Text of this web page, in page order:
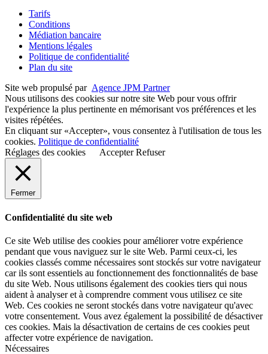
Tarifs
Conditions
Médiation bancaire
Mentions légales
Politique de confidentialité
Plan du site
Site web propulsé par Agence JPM Partner
Nous utilisons des cookies sur notre site Web pour vous offrir
l'expérience la plus pertinente en mémorisant vos préférences et les
visites répétées.
En cliquant sur «Accepter», vous consentez à l'utilisation de tous les
cookies. Politique de confidentialité
Réglages des cookies
Accepter Refuser
Fermer
Confidentialité du site web
Ce site Web utilise des cookies pour améliorer votre expérience
pendant que vous naviguez sur le site Web. Parmi ceux-ci, les
cookies classés comme nécessaires sont stockés sur votre navigateur
car ils sont essentiels au fonctionnement des fonctionnalités de base
du site Web. Nous utilisons également des cookies tiers qui nous
aident à analyser et à comprendre comment vous utilisez ce site
Web. Ces cookies ne seront stockés dans votre navigateur qu'avec
votre consentement. Vous avez également la possibilité de désactiver
ces cookies. Mais la désactivation de certains de ces cookies peut
affecter votre expérience de navigation.
Nécessaires